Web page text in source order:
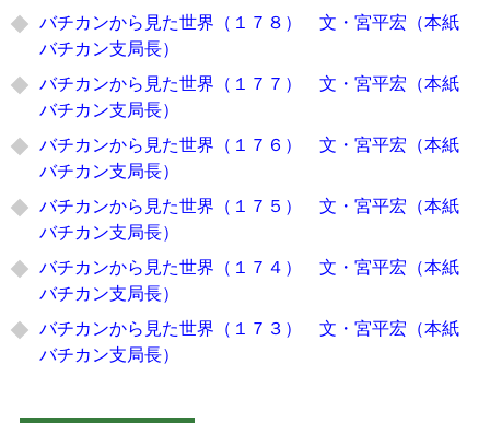
バチカンから見た世界（１７８） 文・宮平宏（本紙
バチカン支局長）
バチカンから見た世界（１７７） 文・宮平宏（本紙
バチカン支局長）
バチカンから見た世界（１７６） 文・宮平宏（本紙
バチカン支局長）
バチカンから見た世界（１７５） 文・宮平宏（本紙
バチカン支局長）
バチカンから見た世界（１７４） 文・宮平宏（本紙
バチカン支局長）
バチカンから見た世界（１７３） 文・宮平宏（本紙
バチカン支局長）